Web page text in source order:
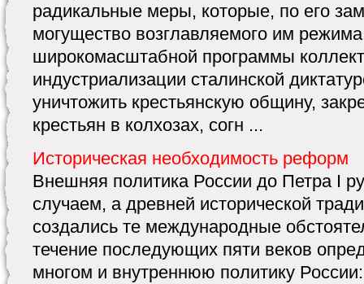
радикальные меры, которые, по его
могущество возглавляемого им
широкомасштабной программы
индустриализации сталинской
уничтожить крестьянскую общину,
крестьян в колхозах, согн ...
Историческая необходимость реформ
Внешняя политика России до Петра I
случаем, а древней исторической
создались те международные
течение последующих пяти веков
многом и внутреннюю политику